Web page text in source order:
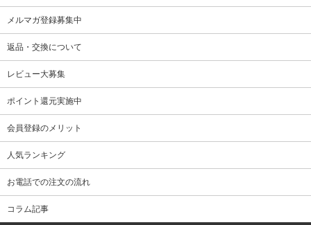
メルマガ登録募集中
返品・交換について
レビュー大募集
ポイント還元実施中
会員登録のメリット
人気ランキング
お電話での注文の流れ
コラム記事